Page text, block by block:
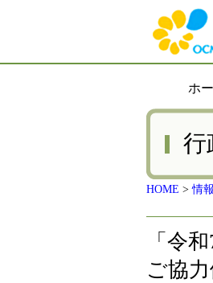
ホ
行
HOME >情
「令
ご協